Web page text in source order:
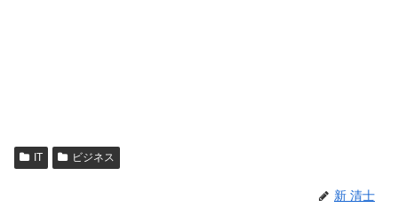
IT ビジネス
新 清士